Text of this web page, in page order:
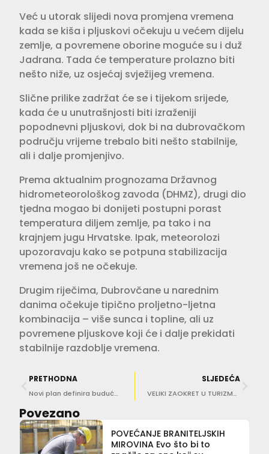
Već u utorak slijedi nova promjena vremena
kada se kiša i pljuskovi očekuju u većem dijelu
zemlje, a povremene oborine moguće su i duž
Jadrana. Tada će temperature prolazno biti
nešto niže, uz osjećaj svježijeg vremena.
Slične prilike zadržat će se i tijekom srijede,
kada će u unutrašnjosti biti izraženiji
popodnevni pljuskovi, dok bi na dubrovačkom
području vrijeme trebalo biti nešto stabilnije,
ali i dalje promjenjivo.
Prema aktualnim prognozama Državnog
hidrometeorološkog zavoda (DHMZ), drugi dio
tjedna mogao bi donijeti postupni porast
temperatura diljem zemlje, pa tako i na
krajnjem jugu Hrvatske. Ipak, meteorolozi
upozoravaju kako se potpuna stabilizacija
vremena još ne očekuje.
Drugim riječima, Dubrovčane u narednim
danima očekuje tipično proljetno-ljetna
kombinacija – više sunca i topline, ali uz
povremene pljuskove koji će i dalje prekidati
stabilnije razdoblje vremena.
PRETHODNA
Novi plan definira budućnost gospodarskih aktivnosti u Jadranu
SLJEDEĆA
VELIKI ZAOKRET U TURIZMU Reforma privatnog smještaja i novi model održivog razvoja
Povezano
POVEĆANJE BRANITELJSKIH
MIROVINA Evo što bi to